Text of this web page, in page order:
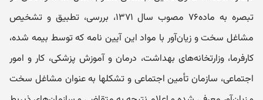
تبصره به ماده۷۶ مصوب سال ۱۳۷۱، بررسی، تطبیق و تشخیص
مشاغل سخت و زیان‌آور با مواد این آیین‌ نامه که توسط بیمه شده،
کارفرما، وزارتخانه‌های بهداشت، درمان و آموزش پزشکی، کار و امور
اجتماعی، سازمان تأمین اجتماعی و تشکلها به عنوان مشاغل سخت